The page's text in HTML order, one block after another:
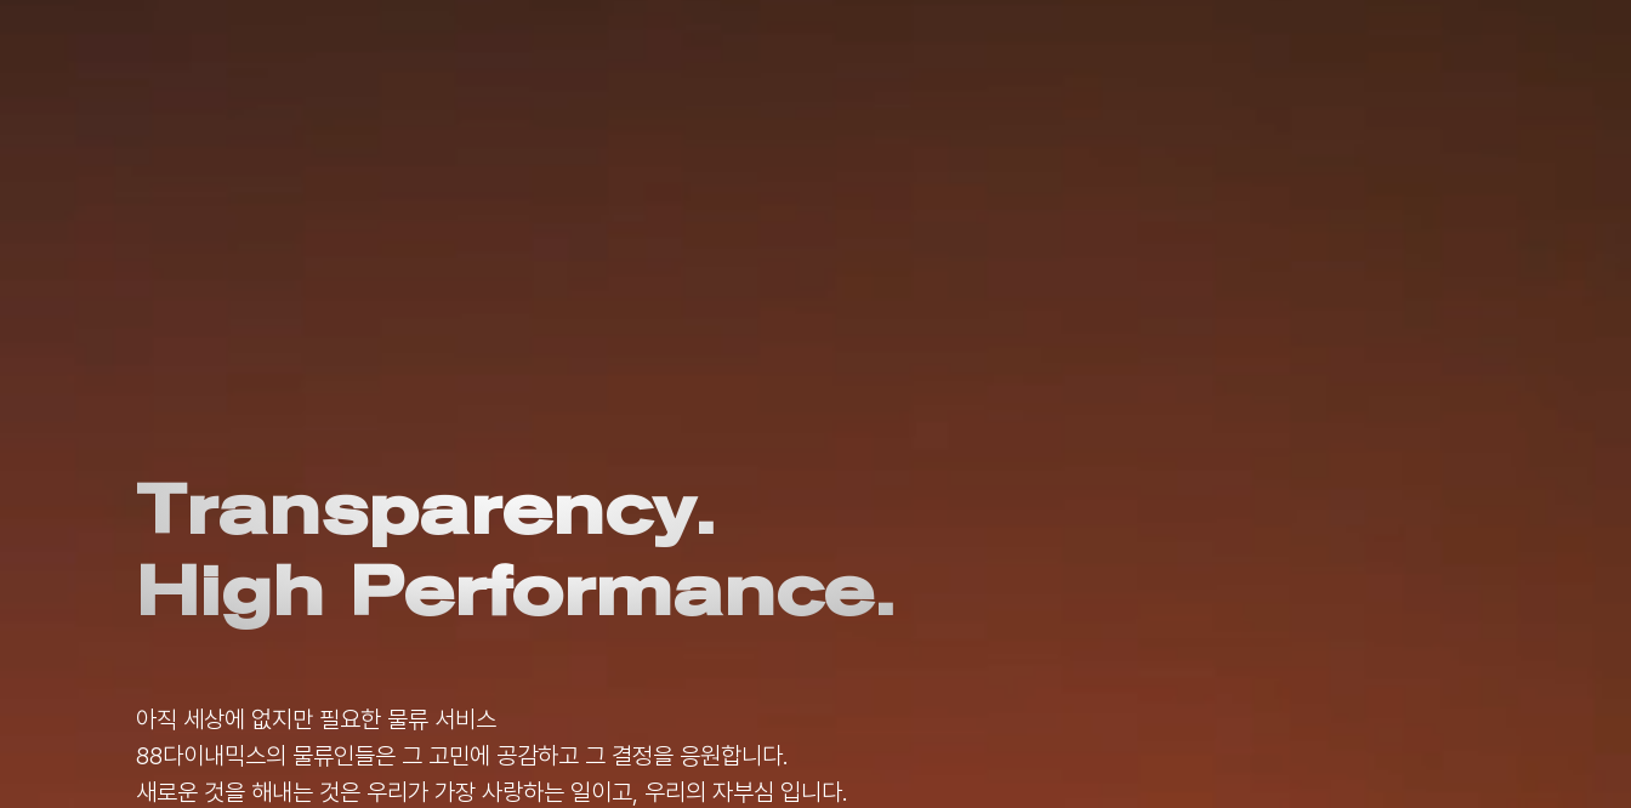
Transparency.
High Performance.
아직 세상에 없지만 필요한 물류 서비스
88다이내믹스의 물류인들은 그 고민에 공감하고 그 결정을 응원합니다.
새로운 것을 해내는 것은 우리가 가장 사랑하는 일이고, 우리의 자부심 입니다.